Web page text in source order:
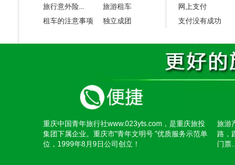
旅行意外险...
旅游租车
租车的注意事项
独立成团
网上支付
支付没有成功
重庆中国青年旅行社www.023yts.com，是重庆旅投
集团下属企业。重庆市"青年文明号 "优质服务示范单
位，1999年8月9日公司创立！
旅游
路，
门票